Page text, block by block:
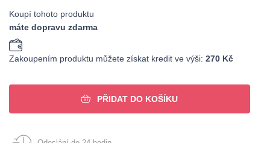
Koupí tohoto produktu
máte dopravu zdarma
Zakoupením produktu můžete získat kredit ve výši: 270 Kč
PŘIDAT DO KOŠÍKU